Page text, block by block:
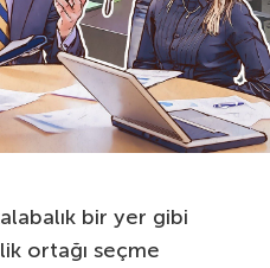
bir yer gibi
ortağı seçme